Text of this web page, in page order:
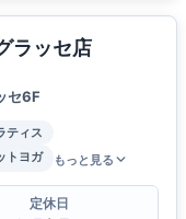
ラッセ店
セ6F
ティス
トヨガ もっと見る
定休日